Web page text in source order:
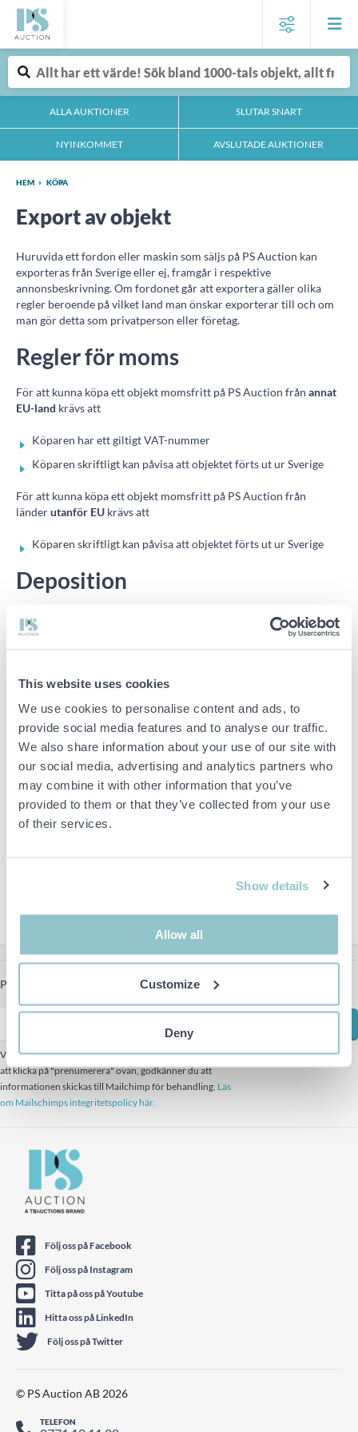
This website uses cookies
We use cookies to personalise content and ads, to
provide social media features and to analyse our traffic.
We also share information about your use of our site with
our social media, advertising and analytics partners who
may combine it with other information that you’ve
provided to them or that they’ve collected from your use
of their services.
Show details
Allow all
Customize
Deny
ALLA AUKTIONER SLUTAR SNART
NYINKOMMET AVSLUTADE AUKTIONER
HEM KÖPA
Export av objekt
Huruvida ett fordon eller maskin som säljs på PS Auction kan
exporteras från Sverige eller ej, framgår i respektive
annonsbeskrivning. Om fordonet går att exportera gäller olika
regler beroende på vilket land man önskar exporterar till och om
man gör detta som privatperson eller företag.
Regler för moms
För att kunna köpa ett objekt momsfritt på PS Auction från annat
EU-land krävs att
Köparen har ett giltigt VAT-nummer
Köparen skriftligt kan påvisa att objektet förts ut ur Sverige
För att kunna köpa ett objekt momsfritt på PS Auction från
länderutanför EU krävs att
Köparen skriftligt kan påvisa att objektet förts ut ur Sverige
Deposition
På PS Auction deponeras svensk moms på vinnande bud. Deponin
betalas tillbaka vid uppvisande av giltiga
Giltiga dokumentinom EUär exempelvis CMR (fraktsedel med
förflyttningstillstånd eller annat som bevisar att objektet har förts
ut ur Sverige permanent.
Giltiga dokument vid export utanför EU
är tullhandling eller
registreringsbevis i det nya landet.
Om någon annan skall hämta ditt objekt måste du dock godkänna
objektet du köpt innan det hämtas ut samt skicka in en fullmakt
samt ovan nämnda exporthandlingar kan laddas upp.
För mer information om exportregler se våra köpvillkor.
Prenumerera på vårt nyhetsbrev för att få de senaste nyheterna
Vi använder oss av Mailchimp för vårt nyhetsbrev. genom
att klicka på "prenumerera" ovan, godkänner du att
informationen skickas till Mailchimp för behandling. Läs
om Mailschimps integritetspolicy här.
Följ oss på Facebook
Följ oss på Instagram
Titta på oss på Youtube
Hitta oss på LinkedIn
Följ oss på Twitter
© PS Auction AB 2026
TELEFON